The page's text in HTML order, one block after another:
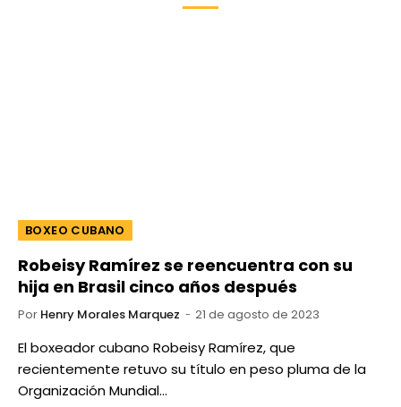
BOXEO CUBANO
Robeisy Ramírez se reencuentra con su
hija en Brasil cinco años después
Por Henry Morales Marquez 21 de agosto de 2023
El boxeador cubano Robeisy Ramírez, que
recientemente retuvo su título en peso pluma de la
Organización Mundial…